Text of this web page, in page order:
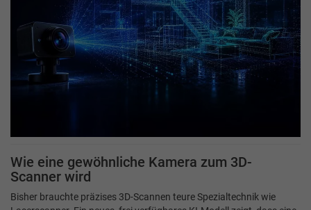
Wie eine gewöhnliche Kamera zum 3D-
Scanner wird
Bisher brauchte präzises 3D-Scannen teure Spezialtechnik wie